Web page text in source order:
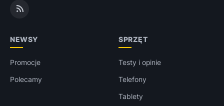
NEWSY
Promocje
Polecamy
SPRZĘT
Testy i opinie
Telefony
Tablety